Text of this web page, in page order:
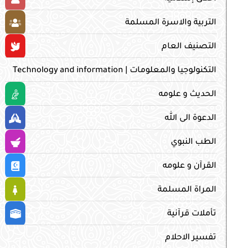
التربية والاسرة المسلمة
التصنيف العام
التكنولوجيا والمعلومات | Technology and information
الحديث و علومه
الدعوة الى الله
الطب النبوي
القرآن و علومه
المراة المسلمة
تأملات قرآنية
تفسير الاحلام